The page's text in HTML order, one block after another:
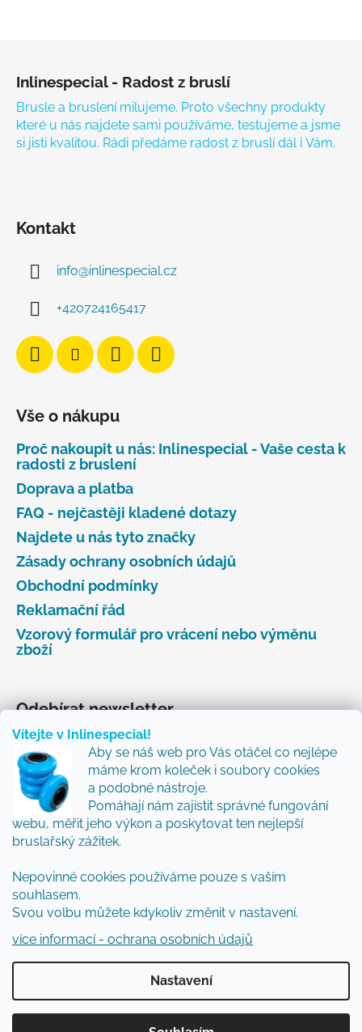
Vítejte v Inlinespecial!
Aby se náš web pro Vás otáčel co nejlépe
máme krom koleček i soubory cookies
a podobné nástroje.
Pomáhají nám zajistit správné fungování
webu, měřit jeho výkon a poskytovat ten nejlepší
bruslařský zážitek.
Nepovinné cookies používáme pouze s vaším
souhlasem.
Svou volbu můžete kdykoliv změnit v nastavení.
více informací - ochrana osobních údajů
Nastavení
Inlinespecial - Radost z bruslí
Brusle a bruslení milujeme. Proto všechny produkty
které u nás najdete sami používáme, testujeme a jsme
si jisti kvalitou. Rádi předáme radost z bruslí dál i Vám.
Kontakt
info@inlinespecial.cz
+420724165417
Vše o nákupu
Proč nakoupit u nás: Inlinespecial - Vaše cesta k
radosti z bruslení
Doprava a platba
FAQ - nejčastěji kladené dotazy
Najdete u nás tyto značky
Zásady ochrany osobních údajů
Obchodní podmínky
Reklamační řád
Vzorový formulář pro vrácení nebo výměnu
zboží
Odebírat newsletter
Vložte svůj e-mail a my vám budeme zasílat informace
o nových produktech na našem e-shopu.
Přidejte se k nám a my Vám budeme zasílat ty nejlepší
novinky a tipy.
E-mail
Vložením e-mailu souhlasíte spodmínkami
ochrany osobních údajů
PŘIHLÁSIT SE